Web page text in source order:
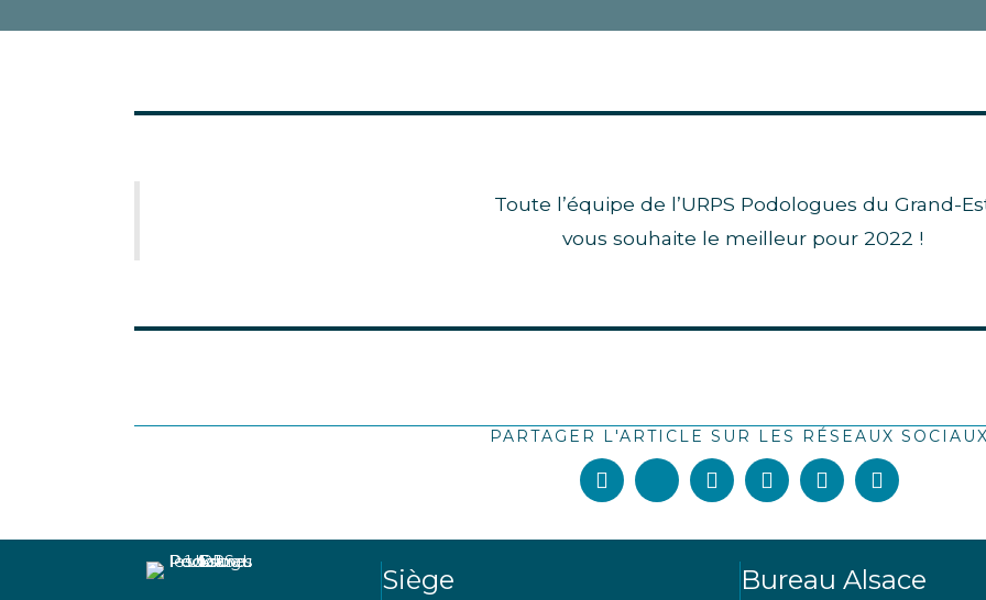
Toute l’équipe de l’URPS Podologues du Grand-
vous souhaite le meilleur pour 2022 !
PARTAGER L'ARTICLE SUR LES RÉSEAUX SOCIAUX
Siège Bureau Alsace